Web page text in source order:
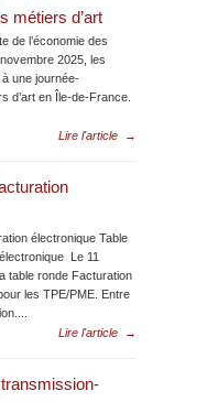
métiers d’art
de l’économie des
2025, les
à une journée-
d’art en Île-de-France.
Lire l'article
→
électronique Table
Le 11
table ronde Facturation
les TPE/PME. Entre
Lire l'article
→